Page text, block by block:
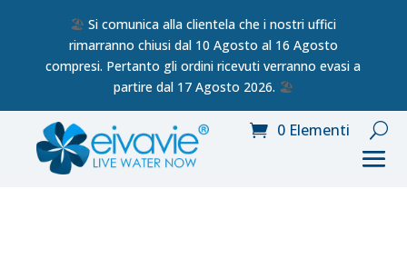
🏖️Si comunica alla clientela che i nostri uffici
rimarranno chiusi dal 10 Agosto al 16 Agosto
compresi. Pertanto gli ordini ricevuti verranno evasi a
partire dal 17 Agosto 2026. 🏖️
0 Elementi